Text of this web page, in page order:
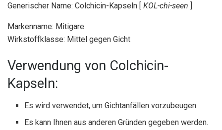
Generischer Name: Colchicin-Kapseln [ KOL-chi-seen ]
Markenname: Mitigare
Wirkstoffklasse: Mittel gegen Gicht
Verwendung von Colchicin-
Kapseln:
Es wird verwendet, um Gichtanfällen vorzubeugen.
Es kann Ihnen aus anderen Gründen gegeben werden.